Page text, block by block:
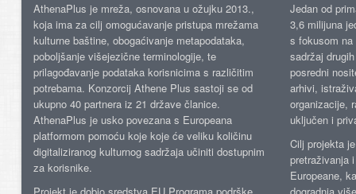
AthenaPlus je mreža, osnovana u ožujku 2013.,
koja ima za cilj omogućavanje pristupa mrežama
kulturne baštine, obogaćivanje metapodataka,
poboljšanje višejezične terminologije, te
prilagođavanje podataka korisnicima s različitim
potrebama. Konzorcij Athene Plus sastoji se od
ukupno 40 partnera iz 21 države članice.
AthenaPlus je usko povezana s Europeana
platformom pomoću koje koje će veliku količinu
digitaliziranog kulturnog sadržaja učiniti dostupnim
za korisnike.
Jedan od
3,6 milijuna
s fokusom
sadržaj
posredni
arhivi,
organizacije,
uključen i
Cilj projekta
pretraživanja
Europeane,